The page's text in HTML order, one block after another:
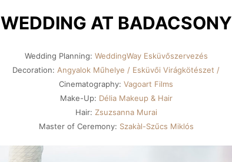
WEDDING AT BADACSONY
Wedding Planning: WeddingWay Esküvőszervezés
Decoration: Angyalok Műhelye / Esküvői Virágkötészet /
Cinematography: Vagoart Films
Make-Up: Délia Makeup & Hair
Hair: Zsuzsanna Murai
Master of Ceremony: Szakàl-Szűcs Miklós